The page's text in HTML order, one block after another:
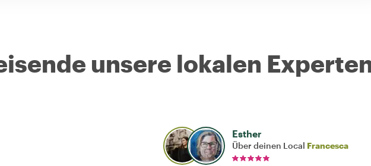
unsere lokalen
Esther
Über deinen Local Francesca